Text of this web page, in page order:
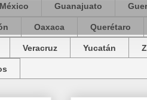
Guanajuato
Oaxaca Querétaro
Veracruz Yucatán